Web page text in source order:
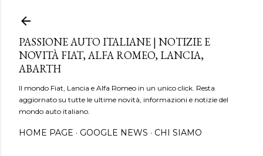
PASSIONE AUTO ITALIANE | NOTIZIE E
NOVITÀ FIAT, ALFA ROMEO, LANCIA,
ABARTH
Il mondo Fiat, Lancia e Alfa Romeo in un unico click. Resta
aggiornato su tutte le ultime novità, informazioni e notizie del
mondo auto italiano.
HOME PAGE GOOGLE NEWS CHI SIAMO